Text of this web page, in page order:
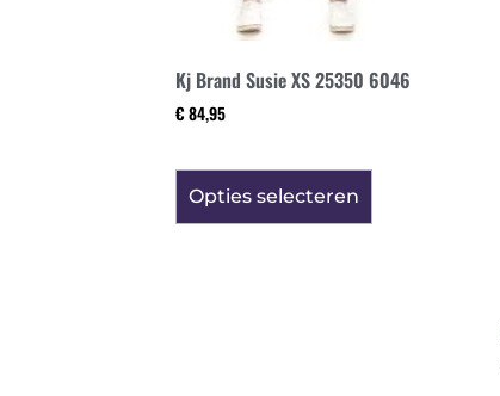
Kj Brand Susie XS 25350 6046
€ 84,95
Opties selecteren